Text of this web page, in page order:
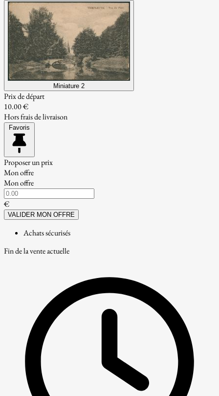
Miniature 2
Prix de départ
10.00 €
Hors frais de livraison
Favoris
Proposer un prix
Mon offre
Mon offre
€
VALIDER MON OFFRE
Achats sécurisés
Fin de la vente actuelle